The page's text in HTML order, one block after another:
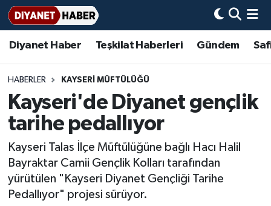
Diyanet Haber Teşkilat Haberleri Gündem
HABERLER KAYSERI MÜFTÜLÜĞÜ
Kayseri'de Diyanet gençlik
tarihe pedallıyor
Kayseri Talas İlçe Müftülüğüne bağlı Hacı Halil
Bayraktar Camii Gençlik Kolları tarafından
yürütülen "Kayseri Diyanet Gençliği Tarihe
Pedallıyor" projesi sürüyor.
Diyanet Haber
Teşkilat Haberleri
Adana Müftülüğü
Adıyaman Müftülüğü
Afyonkarahisar Müftülüğü
Ağrı Müftülüğü
Aksaray Müftülüğü
Amasya Müftülüğü
Gündem
Bir Ayet
Bir Hikaye
Biyografiler
Dini kavramlar
Diyanet Bilgi
Diyanet Takvimi
Basında Bugün
DİYANET eKİTAP
Aile Dergisi
Aylık Dergi
İmam Hatip Okulları
Başmakale
Hadis-i Şerifler
Hayat Okumaları
Nöbetçi Eczaneler
Hava Durumu
Ankara Namaz Vakitleri
Trafik Durumu
Süper Lig Puan Durumu ve Fikstür
Tüm Manşetler